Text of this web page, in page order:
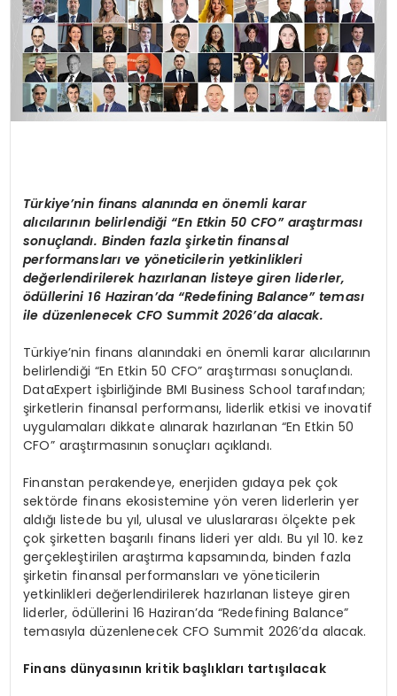
Türkiye’nin finans alanında en önemli karar
alıcılarının belirlendiği “En Etkin 50 CFO” araştırması
sonuçlandı. Binden fazla şirketin finansal
performansları ve yöneticilerin yetkinlikleri
değerlendirilerek hazırlanan listeye giren liderler,
ödüllerini 16 Haziran’da “Redefining Balance” teması
ile düzenlenecek CFO Summit 2026’da alacak.
Türkiye’nin finans alanındaki en önemli karar alıcılarının
belirlendiği “En Etkin 50 CFO” araştırması sonuçlandı.
DataExpert işbirliğinde BMI Business School tarafından;
şirketlerin finansal performansı, liderlik etkisi ve inovatif
uygulamaları dikkate alınarak hazırlanan “En Etkin 50
CFO” araştırmasının sonuçları açıklandı.
Finanstan perakendeye, enerjiden gıdaya pek çok
sektörde finans ekosistemine yön veren liderlerin yer
aldığı listede bu yıl, ulusal ve uluslararası ölçekte pek
çok şirketten başarılı finans lideri yer aldı. Bu yıl 10. kez
gerçekleştirilen araştırma kapsamında, binden fazla
şirketin finansal performansları ve yöneticilerin
yetkinlikleri değerlendirilerek hazırlanan listeye giren
liderler, ödüllerini 16 Haziran’da “Redefining Balance”
temasıyla düzenlenecek CFO Summit 2026’da alacak.
Finans dünyasının kritik başlıkları tartışılacak